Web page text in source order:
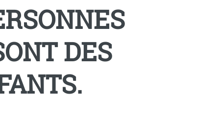
DES